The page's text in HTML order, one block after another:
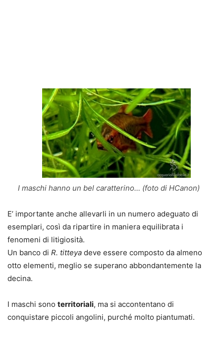
I maschi hanno un bel caratterino… (foto di HCanon)
E’ importante anche allevarli in un numero adeguato di
esemplari, così da ripartire in maniera equilibrata i
fenomeni di litigiosità.
Un banco di R. titteya deve essere composto da almeno
otto elementi, meglio se superano abbondantemente la
decina.
I maschi sono territoriali, ma si accontentano di
conquistare piccoli angolini, purché molto piantumati.